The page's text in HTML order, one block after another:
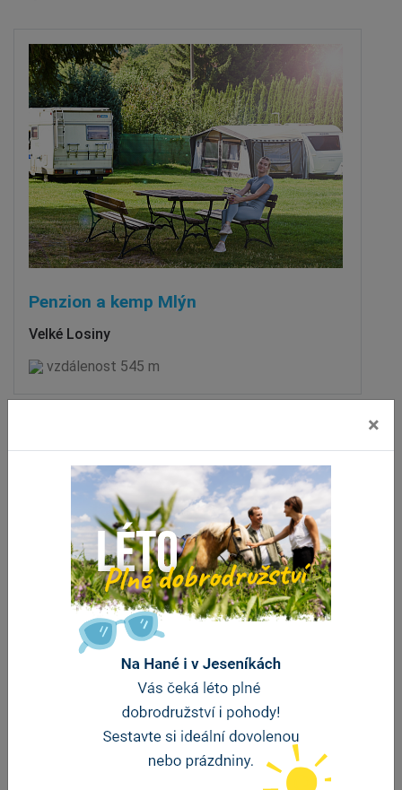
Penzion a kemp Mlýn
Velké Losiny
vzdálenost 545 m
vzdálenost 599 m
×